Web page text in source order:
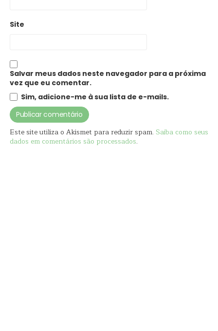
Site
Salvar meus dados neste navegador para a próxima
vez que eu comentar.
Sim, adicione-me à sua lista de e-mails.
Este site utiliza o Akismet para reduzir spam. Saiba como seus
dados em comentários são processados.